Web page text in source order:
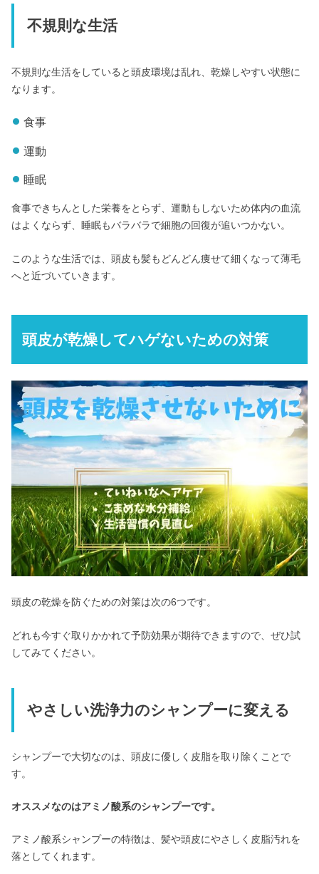
不規則な生活
不規則な生活をしていると頭皮環境は乱れ、乾燥しやすい状態に
なります。
食事
運動
睡眠
食事できちんとした栄養をとらず、運動もしないため体内の血流
はよくならず、睡眠もバラバラで細胞の回復が追いつかない。
このような生活では、頭皮も髪もどんどん痩せて細くなって薄毛
へと近づいていきます。
頭皮が乾燥してハゲないための対策
頭皮の乾燥を防ぐための対策は次の6つです。
どれも今すぐ取りかかれて予防効果が期待できますので、ぜひ試
してみてください。
やさしい洗浄力のシャンプーに変える
シャンプーで大切なのは、頭皮に優しく皮脂を取り除くことで
す。
オススメなのはアミノ酸系のシャンプーです。
アミノ酸系シャンプーの特徴は、髪や頭皮にやさしく皮脂汚れを
落としてくれます。